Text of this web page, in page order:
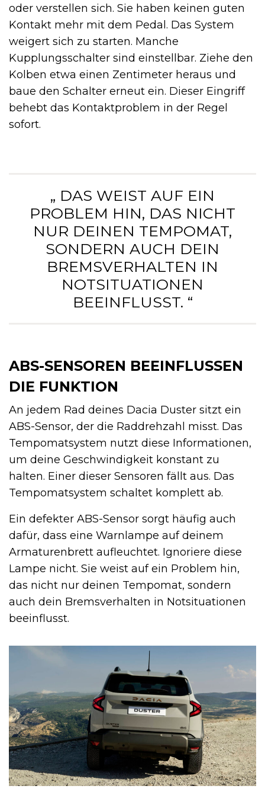
oder verstellen sich. Sie haben keinen guten
Kontakt mehr mit dem Pedal. Das System
weigert sich zu starten. Manche
Kupplungsschalter sind einstellbar. Ziehe den
Kolben etwa einen Zentimeter heraus und
baue den Schalter erneut ein. Dieser Eingriff
behebt das Kontaktproblem in der Regel
sofort.
„ DAS WEIST AUF EIN
PROBLEM HIN, DAS NICHT
NUR DEINEN TEMPOMAT,
SONDERN AUCH DEIN
BREMSVERHALTEN IN
NOTSITUATIONEN
BEEINFLUSST. “
ABS-SENSOREN BEEINFLUSSEN
DIE FUNKTION
An jedem Rad deines Dacia Duster sitzt ein
ABS-Sensor, der die Raddrehzahl misst. Das
Tempomatsystem nutzt diese Informationen,
um deine Geschwindigkeit konstant zu
halten. Einer dieser Sensoren fällt aus. Das
Tempomatsystem schaltet komplett ab.
Ein defekter ABS-Sensor sorgt häufig auch
dafür, dass eine Warnlampe auf deinem
Armaturenbrett aufleuchtet. Ignoriere diese
Lampe nicht. Sie weist auf ein Problem hin,
das nicht nur deinen Tempomat, sondern
auch dein Bremsverhalten in Notsituationen
beeinflusst.